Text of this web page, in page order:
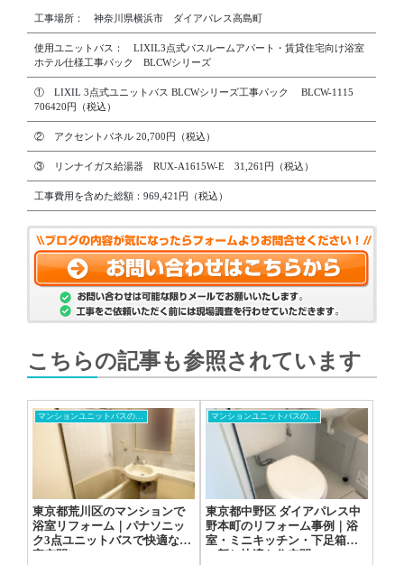
工事場所： 神奈川県横浜市 ダイアパレス高島町
使用ユニットバス： LIXIL3点式バスルームアパート・賃貸住宅向け浴室
ホテル仕様工事パック BLCWシリーズ
① LIXIL 3点式ユニットバス BLCWシリーズ工事パック BLCW-1115
706420円（税込）
② アクセントパネル 20,700円（税込）
③ リンナイガス給湯器 RUX-A1615W-E 31,261円（税込）
工事費用を含めた総額：969,421円（税込）
こちらの記事も参照されています
東京都荒川区のマンションで
浴室リフォーム｜パナソニッ
ク3点ユニットバスで快適な浴
室空間に
東京都中野区 ダイアパレス中
野本町のリフォーム事例｜浴
室・ミニキッチン・下足箱を
一新し快適な住空間へ